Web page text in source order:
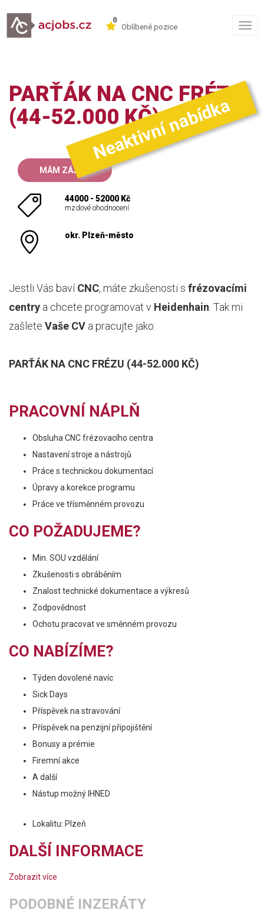
0
Oblíbené pozice
PARŤÁK NA CNC FRÉZU
(44-52.000 KČ)Neaktivní nabídka
MÁM ZÁJEM
44000 - 52000 Kč
mzdové ohodnocení
okr. Plzeň-město
Jestli Vás bavíCNC, máte zkušenosti s frézovacími
centry a chcete programovat v Heidenhain . Tak mi
zašlete Vaše CV a pracujte jako:
PARŤÁK NA CNC FRÉZU (44-52.000 KČ)
PRACOVNÍ NÁPLŇ
Obsluha CNC frézovacího centra
Nastavení stroje a nástrojů
Práce s technickou dokumentací
Úpravy a korekce programu
Práce ve třísměnném provozu
CO POŽADUJEME?
Min. SOU vzdělání
Zkušenosti s obráběním
Znalost technické dokumentace a výkresů
Zodpovědnost
Ochotu pracovat ve směnném provozu
CO NABÍZÍME?
Týden dovolené navíc
Sick Days
Příspěvek na stravování
Příspěvek na penzijní připojištění
Bonusy a prémie
Firemní akce
A další
Nástup možný IHNED
Lokalitu: Plzeň
DALŠÍ INFORMACE
Zobrazit více
PODOBNÉ INZERÁTY